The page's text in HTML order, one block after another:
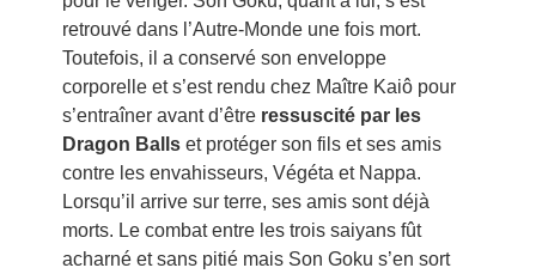
retrouvé dans l’Autre-Monde une fois mort.
Toutefois, il a conservé son enveloppe
corporelle et s’est rendu chez Maître Kaiô pour
s’entraîner avant d’êtreressuscité par les
Dragon Ballset protéger son fils et ses amis
contre les envahisseurs, Végéta et Nappa.
Lorsqu’il arrive sur terre, ses amis sont déjà
morts. Le combat entre les trois saiyans fût
acharné et sans pitié mais Son Goku s’en sort